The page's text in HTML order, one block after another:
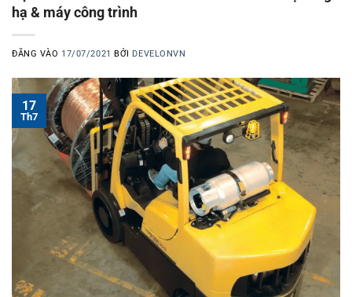
hạ & máy công trình
ĐĂNG VÀO 17/07/2021 BỞI DEVELONVN
17
Th7